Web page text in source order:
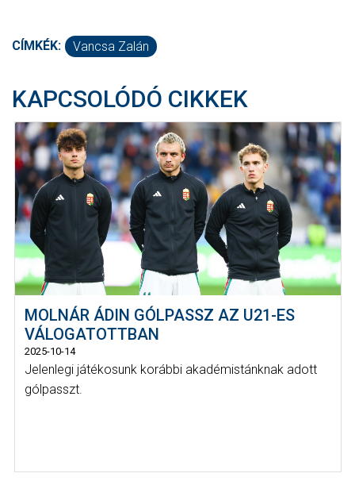
CÍMKÉK: Vancsa Zalán
KAPCSOLÓDÓ CIKKEK
MOLNÁR ÁDIN GÓLPASSZ AZ U21-ES
VÁLOGATOTTBAN
2025-10-14
Jelenlegi játékosunk korábbi akadémistánknak adott
gólpasszt.